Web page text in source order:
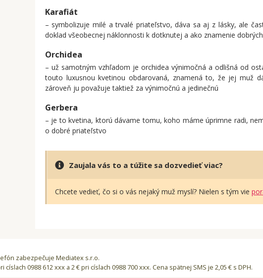
Karafiát
– symbolizuje milé a trvalé priateľstvo, dáva sa aj z lásky, ale
doklad všeobecnej náklonnosti k dotknutej a ako znamenie
Orchidea
– už samotným vzhľadom je orchidea výnimočná a odlišná od
touto luxusnou kvetinou obdarovaná, znamená to, že jej muž
zároveň ju považuje taktiež za výnimočnú a jedinečnú
Gerbera
– je to kvetina, ktorú dávame tomu, koho máme úprimne radi,
o dobré priateľstvo
Zaujala vás to a túžite sa dozvedieť viac?
Chcete vedieť, čo si o vás nejaký muž myslí? Nielen s tým vie
zabezpečuje Mediatex s.r.o.
císlach 0988 612 xxx a 2 € pri císlach 0988 700 xxx. Cena spätnej SMS je 2,05 € s DPH.